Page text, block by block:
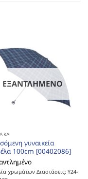
ΕΞΑΝΤΛΗΜΈΝΟ
γυναικεία
100cm [00402086]
χρωμάτων Διαστάσεις: Υ24-